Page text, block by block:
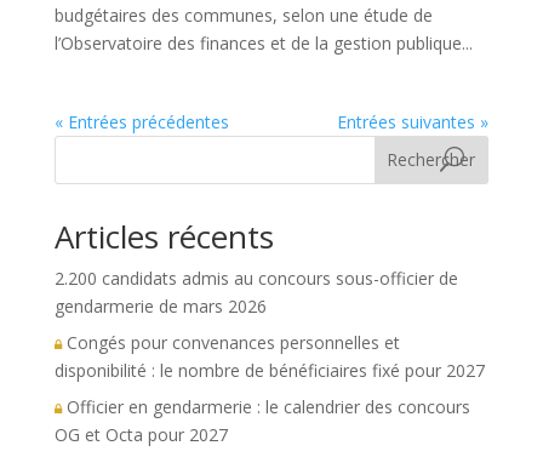
budgétaires des communes, selon une étude de
l’Observatoire des finances et de la gestion publique...
« Entrées précédentes
Entrées suivantes »
Rechercher
Articles récents
2.200 candidats admis au concours sous-officier de
gendarmerie de mars 2026
Congés pour convenances personnelles et
disponibilité : le nombre de bénéficiaires fixé pour 2027
Officier en gendarmerie : le calendrier des concours
OG et Octa pour 2027